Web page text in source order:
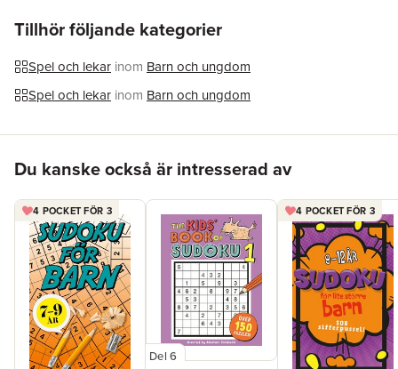
Tillhör följande kategorier
Spel och lekar inom Barn och ungdom
Spel och lekar inom Barn och ungdom
Du kanske också är intresserad av
4 POCKET FÖR 3
Del 6
4 POCKET FÖR 3